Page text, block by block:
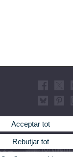
Acceptar tot
Rebutjar tot